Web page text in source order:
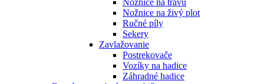
Nožnice na trávu
Nožnice na živý plot
Ručné píly
Sekery
Zavlažovanie
Postrekovače
Vozíky na hadice
Záhradné hadice